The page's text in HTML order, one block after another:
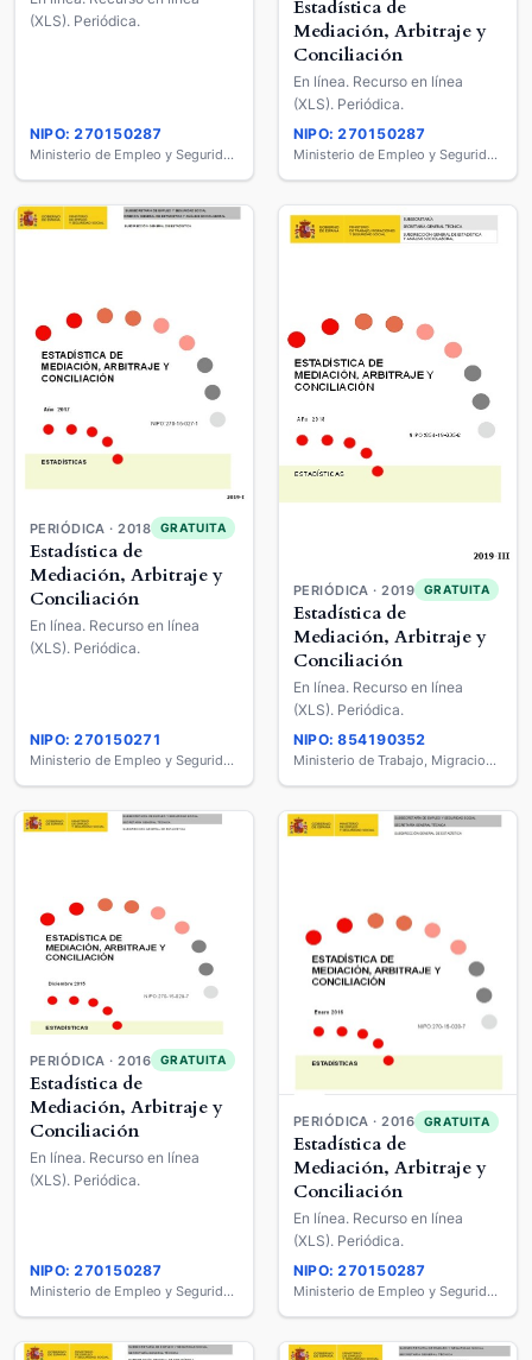
(XLS). Periódica.
NIPO: 270150287
Ministerio de Empleo y Seguridad Social
Estadística de
Mediación, Arbitraje y
Conciliación
En línea. Recurso en línea
(XLS). Periódica.
NIPO: 270150287
Ministerio de Empleo y Seguridad Social
PERIÓDICA · 2018 GRATUITA
Estadística de
Mediación, Arbitraje y
Conciliación
En línea. Recurso en línea
(XLS). Periódica.
NIPO: 270150271
Ministerio de Empleo y Seguridad Social
PERIÓDICA · 2019 GRATUITA
Estadística de
Mediación, Arbitraje y
Conciliación
En línea. Recurso en línea
(XLS). Periódica.
NIPO: 854190352
Ministerio de Trabajo, Migraciones y Seguridad Social
PERIÓDICA · 2016 GRATUITA
Estadística de
Mediación, Arbitraje y
Conciliación
En línea. Recurso en línea
(XLS). Periódica.
NIPO: 270150287
Ministerio de Empleo y Seguridad Social
PERIÓDICA · 2016 GRATUITA
Estadística de
Mediación, Arbitraje y
Conciliación
En línea. Recurso en línea
(XLS). Periódica.
NIPO: 270150287
Ministerio de Empleo y Seguridad Social